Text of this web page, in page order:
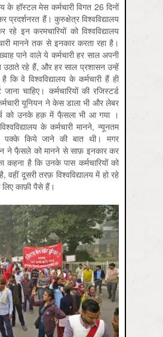
के हॉस्टल मेस कर्मचारी विगत 26 दिनों
प्रदर्शनरत हैं। कुरुक्षेत्र विश्वविद्यालय
इन करमचारियों को विश्वविद्यालय
मानने तक से इनकार करता रहा है।
पाने वाले ये कर्मचारी हर साल अपनी
उठाते रहे हैं, और हर साल प्रशासन उन्हें
कि वे विश्वविद्यालय के कर्मचारी हैं ही
चाहिए। कर्मचारियों की रजिस्टर्ड
यूनियन ने केस डाला भी और लेबर
को उनके हक़ में फै़सला भी आ गया ।
के कर्मचारी मानने, न्यूनतम
किये जाने की बात थी। मगर
ने फै़सले को मानने से साफ़ इनकार कर
कहना है कि उनके पास कर्मचारियों को
दूसरी तरफ़ विश्वविद्यालय में हो रहे
लिए काफ़ी पैसे हैं।